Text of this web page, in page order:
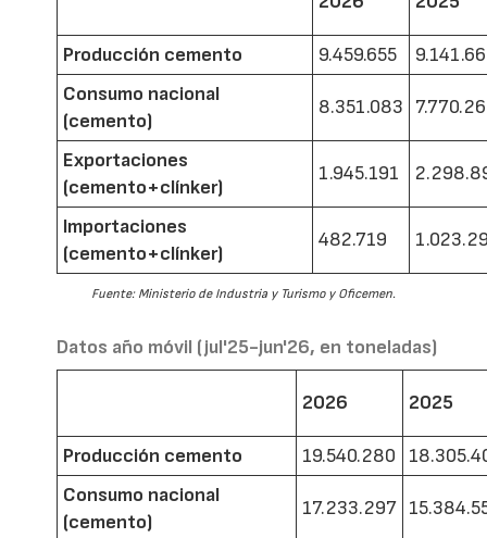
Producción cemento 9.459.655
Consumo nacional
(cemento)
8.351.083
Exportaciones
(cemento+clínker)
1.945.191
Importaciones
(cemento+clínker)
482.719
Fuente: Ministerio de Industria y Turismo y Oficemen.
Datos año móvil (jul'25-jun'26, en toneladas)
2026 2025
Producción cemento 19.540.280
Consumo nacional
(cemento)
17.233.297